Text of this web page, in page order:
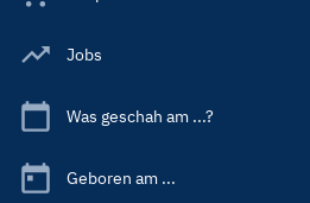
Jobs
Was geschah am ...?
Geboren am ...